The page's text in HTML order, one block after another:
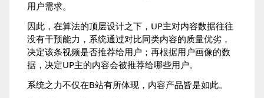
用户需求。
因此，在算法的顶层设计之下，UP主对内容数据往往
没有干预能力，系统通过对比同类内容的质量优劣，
决定该条视频是否推荐给用户；再根据用户画像的数
据，决定UP主的内容会被推荐给哪些用户。
系统之力不仅在B站有所体现，内容产品皆是如此。